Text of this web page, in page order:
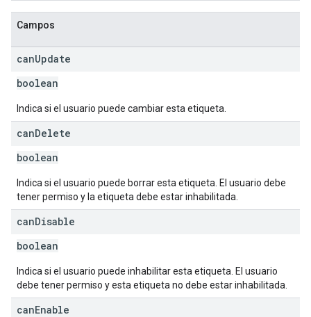
Campos
canUpdate
boolean
Indica si el usuario puede cambiar esta etiqueta.
canDelete
boolean
Indica si el usuario puede borrar esta etiqueta. El usuario debe
tener permiso y la etiqueta debe estar inhabilitada.
canDisable
boolean
Indica si el usuario puede inhabilitar esta etiqueta. El usuario
debe tener permiso y esta etiqueta no debe estar inhabilitada.
canEnable